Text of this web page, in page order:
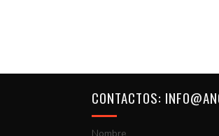
CONTACTOS: